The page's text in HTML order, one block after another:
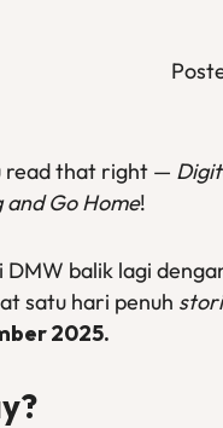
read that right —
and Go Home!
DMW balik lagi
satu hari penuh
2025.